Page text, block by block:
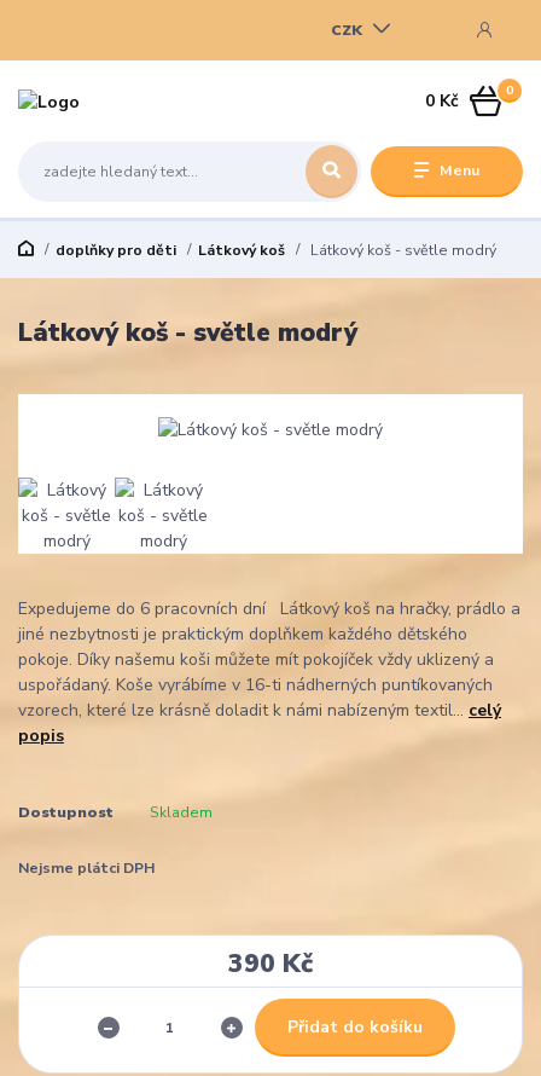
Menu
CZK
0
0 Kč
doplňky pro děti Látkový koš Látkový koš - světle modrý
Látkový koš - světle modrý
Expedujeme do 6 pracovních dní Látkový koš na hračky, prádlo a
jiné nezbytnosti je praktickým doplňkem každého dětského
pokoje. Díky našemu koši můžete mít pokojíček vždy uklizený a
uspořádaný. Koše vyrábíme v 16-ti nádherných puntíkovaných
vzorech, které lze krásně doladit k námi nabízeným textil... celý
popis
Dostupnost Skladem
Nejsme plátci DPH
390 Kč
Přidat do košíku